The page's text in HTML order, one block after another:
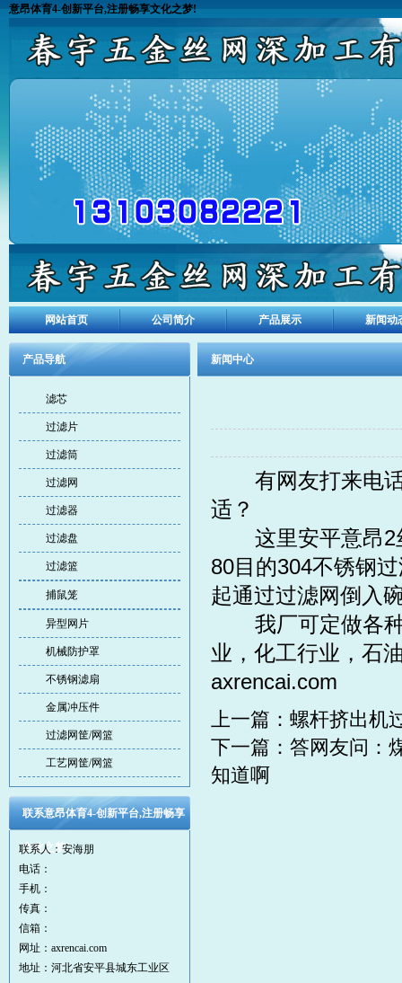
意昂体育4-创新平台,注册畅享文化之梦!
网站首页 公司简介 产品展示 新闻动
产品导航
滤芯
过滤片
过滤筒
过滤网
过滤器
过滤盘
过滤篮
捕鼠笼
异型网片
机械防护罩
不锈钢滤扇
金属冲压件
过滤网筐/网篮
工艺网筐/网篮
联系意昂体育4-创新平台,注册畅享
文化之梦!
联系人：安海朋
电话：
手机：
传真：
信箱：
网址：axrencai.com
地址：河北省安平县城东工业区
新闻中心
有网友打来电话
适？
这里安平意昂2
80目的304不锈钢
起通过过滤网倒入
我厂可定做各种
业，化工行业，石
axrencai.com
上一篇： 螺杆挤出机
下一篇： 答网友问：
知道啊